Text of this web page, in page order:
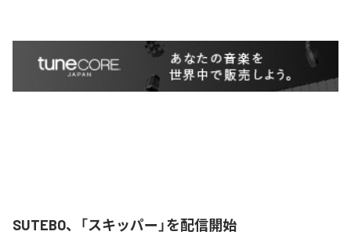
SUTEBO、「スキッパー」を配信開始